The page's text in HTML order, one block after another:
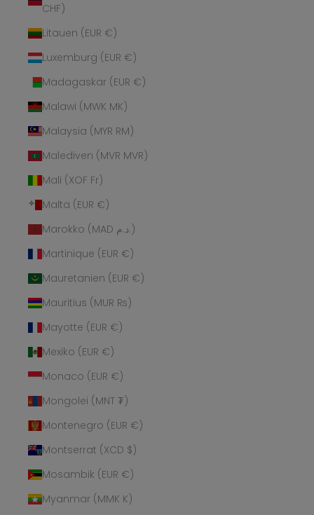
CHF)
Litauen (EUR €)
Luxemburg (EUR €)
Madagaskar (EUR €)
Malawi (MWK MK)
Malaysia (MYR RM)
Malediven (MVR MVR)
Mali (XOF Fr)
Malta (EUR €)
Marokko (MAD د.م.)
Martinique (EUR €)
Mauretanien (EUR €)
Mauritius (MUR ₨)
Mayotte (EUR €)
Mexiko (EUR €)
Monaco (EUR €)
Mongolei (MNT ₮)
Montenegro (EUR €)
Montserrat (XCD $)
Mosambik (EUR €)
Myanmar (MMK K)